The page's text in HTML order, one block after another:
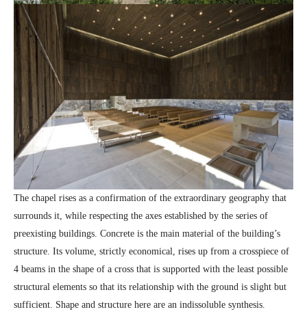
The chapel rises as a confirmation of the extraordinary geography that
surrounds it, while respecting the axes established by the series of
preexisting buildings. Concrete is the main material of the building’s
structure. Its volume, strictly economical, rises up from a crosspiece of
4 beams in the shape of a cross that is supported with the least possible
structural elements so that its relationship with the ground is slight but
sufficient. Shape and structure here are an indissoluble synthesis.